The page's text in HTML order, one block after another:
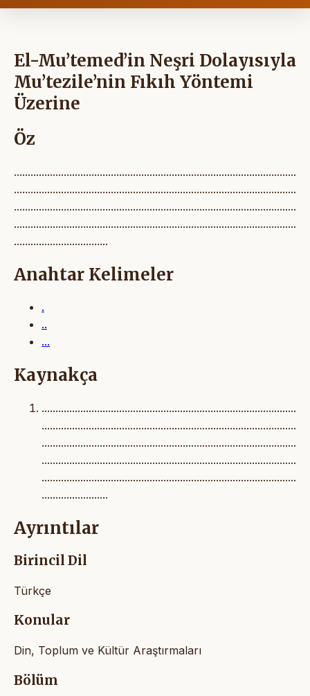
El-Mu’temed’in Neşri Dolayısıyla
Mu’tezile’nin Fıkıh Yöntemi
Üzerine
Öz
......................................................................................................
......................................................................................................
......................................................................................................
......................................................................................................
..................................
Anahtar Kelimeler
.
..
...
Kaynakça
............................................................................................
............................................................................................
............................................................................................
............................................................................................
............................................................................................
........................
Ayrıntılar
Birincil Dil
Türkçe
Konular
Din, Toplum ve Kültür Araştırmaları
Bölüm